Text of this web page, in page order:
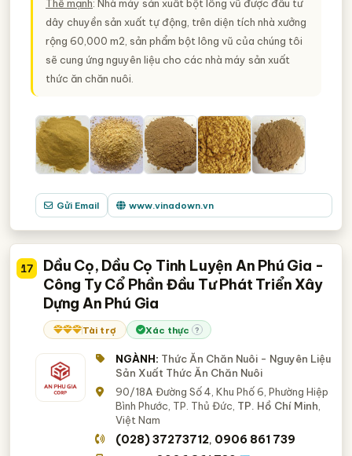
Thế mạnh: Nhà máy sản xuất bột lông vũ được đầu tư
dây chuyền sản xuất tự động, trên diện tích nhà xưởng
rộng 60,000 m2, sản phẩm bột lông vũ của chúng tôi
sẽ cung ứng nguyên liệu cho các nhà máy sản xuất
thức ăn chăn nuôi.
Gửi Email www.vinadown.vn
17
Dầu Cọ, Dầu Cọ Tinh Luyện An Phú Gia -
Công Ty Cổ Phần Đầu Tư Phát Triển Xây
Dựng An Phú Gia
Tài trợ Xác thực ?
NGÀNH: Thức Ăn Chăn Nuôi - Nguyên Liệu
Sản Xuất Thức Ăn Chăn Nuôi
90/18A Đường Số 4, Khu Phố 6, Phường Hiệp
Bình Phước, TP. Thủ Đức, TP. Hồ Chí Minh,
Việt Nam
(028) 37273712, 0906 861 739